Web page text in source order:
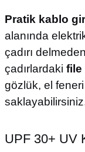
Pratik kablo
alanında
çadırı
çadırlardaki file
gözlük, el feneri
UPF 30+ UV